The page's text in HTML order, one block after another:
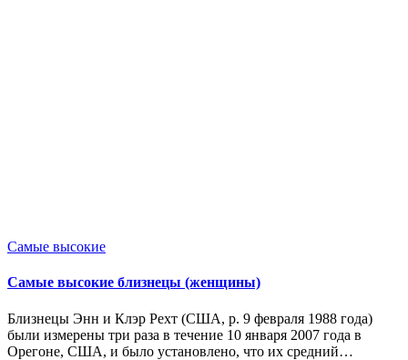
Опубликовано
Самые высокие
Самые высокие близнецы (женщины)
Близнецы Энн и Клэр Рехт (США, р. 9 февраля 1988 года)
были измерены три раза в течение 10 января 2007 года в
Орегоне, США, и было установлено, что их средний…